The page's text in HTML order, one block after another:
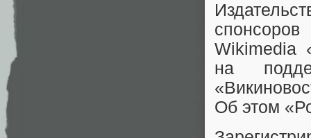
Wikimedia
на
Об этом «